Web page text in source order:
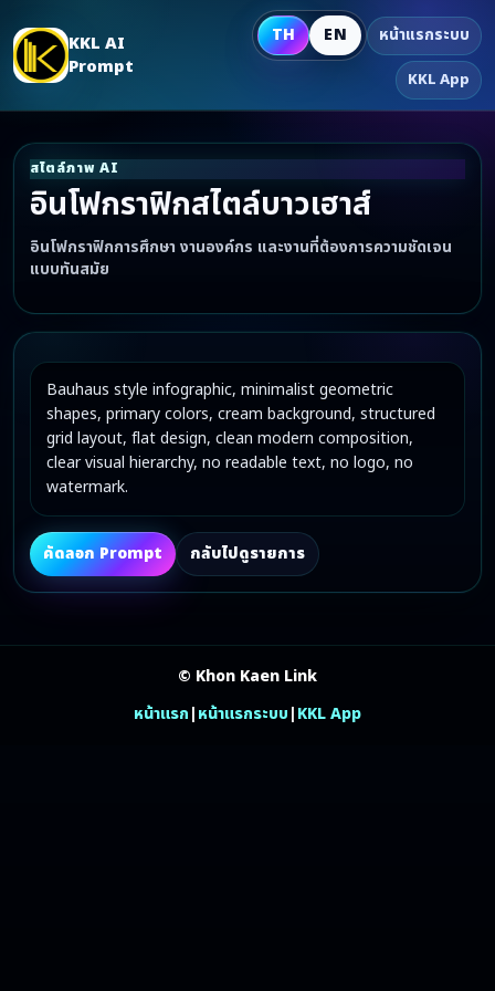
KKL AI
Prompt
TH EN หน้าแรกระบบ
KKL App
สไตล์ภาพ AI
อินโฟกราฟิกสไตล์บาวเฮาส์
อินโฟกราฟิกการศึกษา งานองค์กร และงานที่ต้องการความชัดเจน
แบบทันสมัย
Bauhaus style infographic, minimalist geometric
shapes, primary colors, cream background, structured
grid layout, flat design, clean modern composition,
clear visual hierarchy, no readable text, no logo, no
watermark.
คัดลอก Prompt กลับไปดูรายการ
© Khon Kaen Link
หน้าแรก|หน้าแรกระบบ|KKL App